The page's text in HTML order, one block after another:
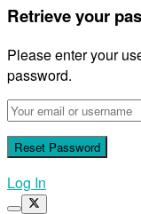
Retrieve your
Please enter your
password.
Log In